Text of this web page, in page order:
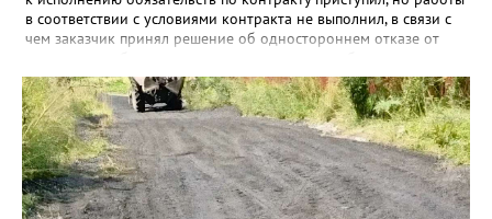
в соответствии с условиями контракта не выполнил, в связи с
чем заказчик принял решение об одностороннем отказе от
Челябинском УФАС. Антимонопольная служба приняла
решение включить ООО «ПИАЛ» в реестр недобросовестных
поставщиков. В чёрном списке уфимский подрядчик будет два
года.